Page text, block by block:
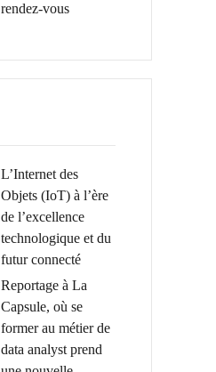
rendez-vous
L’Internet des
Objets (IoT) à l’ère
de l’excellence
technologique et du
futur connecté
Reportage à La
Capsule, où se
former au métier de
data analyst prend